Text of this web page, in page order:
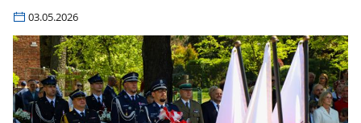
03.05.2026